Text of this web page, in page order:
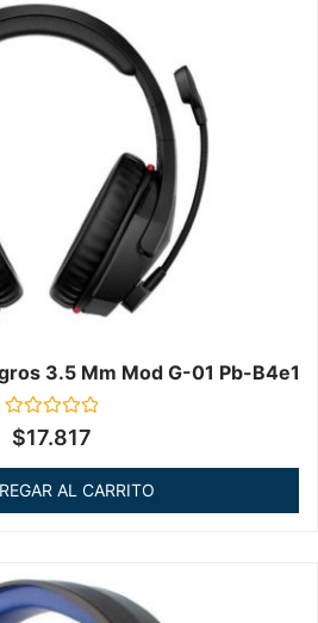
3.5 Mm Mod G-01 Pb-B4e1
Valorado
en
5
$17.817
AL CARRITO